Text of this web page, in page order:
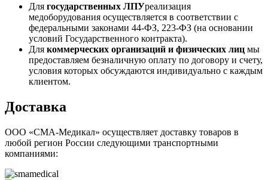
Для государственных ЛПУреализация
медоборудования осуществляется в соответствии с
федеральными законами 44-ФЗ, 223-ФЗ (на основании
условий Государственного контракта).
Для коммерческих организаций и физических лиц мы
предоставляем безналичную оплату по договору и счету,
условия которых обсуждаются индивидуально с каждым
клиентом.
Доставка
ООО «СМА-Медикал» осуществляет доставку товаров в
любой регион России следующими транспортными
компаниями: